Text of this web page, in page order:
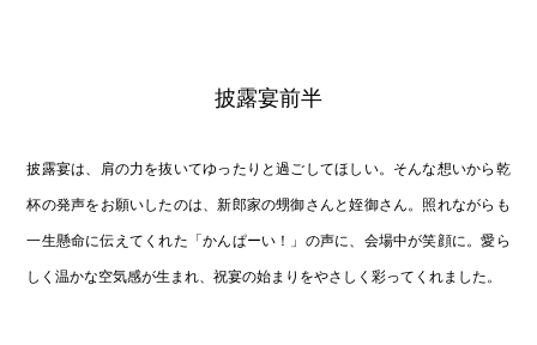
披露宴前半
披露宴は、肩の力を抜いてゆったりと過ごしてほしい。そんな想いから乾
杯の発声をお願いしたのは、新郎家の甥御さんと姪御さん。照れながらも
一生懸命に伝えてくれた「かんぱーい！」の声に、会場中が笑顔に。愛ら
しく温かな空気感が生まれ、祝宴の始まりをやさしく彩ってくれました。